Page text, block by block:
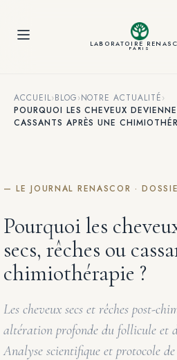
LABORATOIRE
PARIS
ACCUEIL›BLOG›NOTRE ACTUALITÉ›
POURQUOI LES CHEVEUX
CASSANTS APRÈS UNE
— LE JOURNAL RENASCOR ·
Pourquoi les
secs, rêches ou
chimiothérapie ?
Les cheveux secs et rêches post-
altération profonde du follicule et
Analyse scientifique et protocole